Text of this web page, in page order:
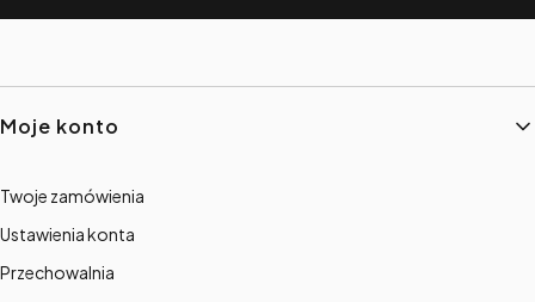
Linki w stopce
Moje konto
Twoje zamówienia
Ustawienia konta
Przechowalnia